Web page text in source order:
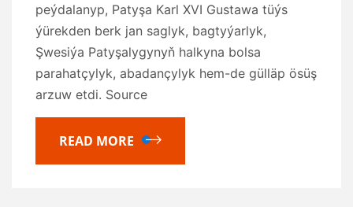
peýdalanyp, Patyşa Karl XVI Gustawa tüýs
ýürekden berk jan saglyk, bagtyýarlyk,
Şwesiýa Patyşalygynyň halkyna bolsa
parahatçylyk, abadançylyk hem-de gülläp ösüş
arzuw etdi. Source
READ MORE